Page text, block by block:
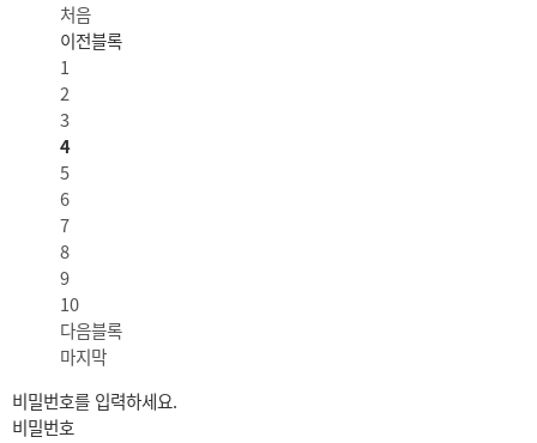
처음
이전블록
1
2
3
4
5
6
7
8
9
10
다음블록
마지막
비밀번호를 입력하세요.
비밀번호